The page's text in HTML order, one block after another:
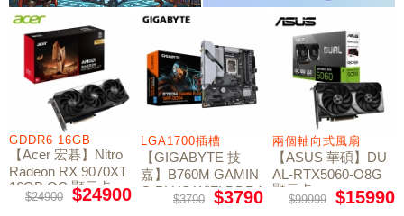
GDDR6 16GB
【Acer 宏碁】Nitro
Radeon RX 9070XT
16GB OC 顯示卡
$24900 $24900
LGA1700插槽
【GIGABYTE 技
嘉】B760M GAMIN
G PLUS WIFI DDR4
主機板$3790 $3790
兩個軸向式風扇
【ASUS 華碩】DU
AL-RTX5060-O8G
顯示卡
$99999 $15990